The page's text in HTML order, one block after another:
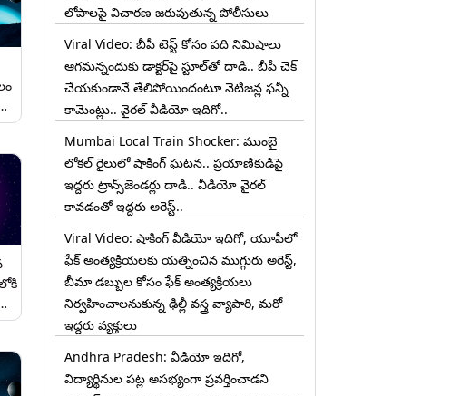
లోపాలపై విచారణ జరుపుతున్న పోలీసులు
Viral Video: బీపీ టెస్ట్‌ కోసం పది నిమిషాలు
ఆగమన్నందుకు డాక్టర్‌పై స్టూల్‌తో దాడి.. బీపీ చెక్
చేయకుండానే తేలిపోయిందంటూ నెటిజన్ల ఫన్నీ
కామెంట్లు.. వైరల్ వీడియో ఇదిగో..
Mumbai Local Train Shocker: ముంబై
లోకల్ రైలులో షాకింగ్ ఘటన.. ప్రయాణికుడిపై
ఇద్దరు ట్రాన్స్‌జెండర్లు దాడి.. వీడియో వైరల్
కావడంతో ఇద్దరు అరెస్ట్..
Viral Video: షాకింగ్ వీడియో ఇదిగో, యూపీలో
ఫేక్ అంత్యక్రియలకు యత్నించిన ముగ్గురు అరెస్ట్,
బీమా డబ్బుల కోసం ఫేక్ అంత్యక్రియలు
నిర్వహించాలనుకున్న ఢిల్లీ వస్త్ర వ్యాపారి, మరో
ఇద్దరు వ్యక్తులు
Andhra Pradesh: వీడియో ఇదిగో,
విద్యార్థినుల పట్ల అసభ్యంగా ప్రవర్తించాడని